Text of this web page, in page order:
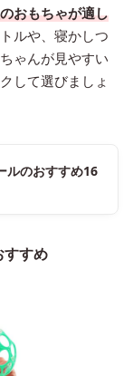
おもちゃが適し
ルや、寝かしつ
ゃんが見やすい
して選びましょ
ルのおすすめ16
すすめ